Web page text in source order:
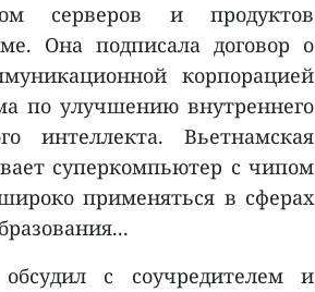
серверов и продуктов
Она подписала договор о
корпорацией
по улучшению внутреннего
интеллекта. Вьетнамская
суперкомпьютер с чипом
применяться в сферах
с соучредителем и